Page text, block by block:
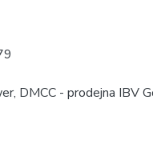
DMCC - prodejna IBV